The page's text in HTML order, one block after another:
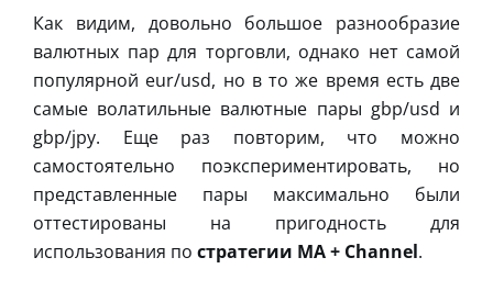
Как видим, довольно большое разнообразие
валютных пар для торговли, однако нет самой
популярной eur/usd, но в то же время есть две
самые волатильные валютные пары gbp/usd и
gbp/jpy. Еще раз повторим, что можно
самостоятельно поэкспериментировать, но
представленные пары максимально были
оттестированы на пригодность для
использования по стратегии MA + Channel.